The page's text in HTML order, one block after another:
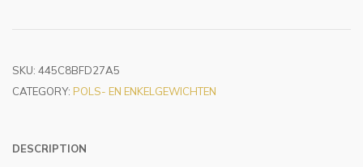
SKU: 445C8BFD27A5
CATEGORY: POLS- EN ENKELGEWICHTEN
DESCRIPTION